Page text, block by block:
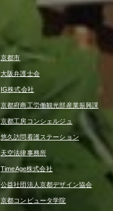
京都市
大阪弁護士会
IG株式会社
京都府商工労働観光部産業振興課
京都工房コンシェルジュ
悠久訪問看護ステーション
天空法律事務所
TimeAge株式会社
公益社団法人京都デザイン協会
京都コンピュータ学院